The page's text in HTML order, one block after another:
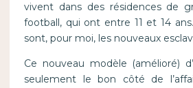
vivent dans des résidences de
football, qui ont entre 11 et 14
sont, pour moi, les nouveaux
Ce nouveau modèle (amélioré)
seulement le bon côté de